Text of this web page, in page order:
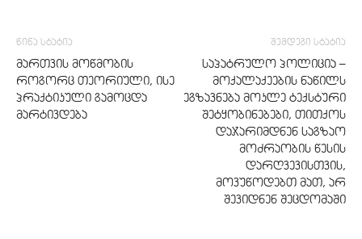
წინა სტატია
მართვის მოწმობის
როგორც თეორიული, ისე
პრაქტიკული გამოცდა
მარტივდება
შემდეგი სტატია
საპატრულო პოლიცია –
მოქალაქეების ნაწილს
ეგზავნება მოკლე ტექსტური
შეტყობინებები, თითქოს
დაჯარიმდნენ საგზაო
მოძრაობის წესის
დარღვევისთვის,
მოვუწოდებთ მათ, არ
შევიდნენ შეცდომაში